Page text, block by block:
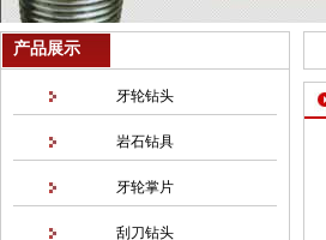
产品展示
牙轮钻头
岩石钻具
牙轮掌片
刮刀钻头